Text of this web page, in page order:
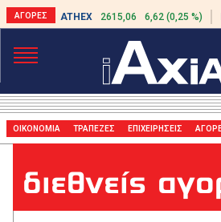
ATHEX 2615,06 6,62 (0,25 %)
ΟΙΚΟΝΟΜΙΑ ΤΡΑΠΕΖΕΣ ΕΠΙΧΕΙΡΗΣΕΙΣ
διεθνείς